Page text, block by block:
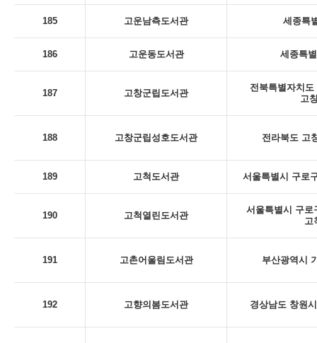
185 고운남측도서관 세종특
186 고운동도서관 세종특
187 고창군립도서관
전북특별자치
고
188 고창군립성호도서관 전라북도 고
189 고척도서관 서울특별시 구로
190 고척열린도서관
서울특별시 구로
고
191 고촌어울림도서관 부산광역시
192 고향의봄도서관 경상남도 창원